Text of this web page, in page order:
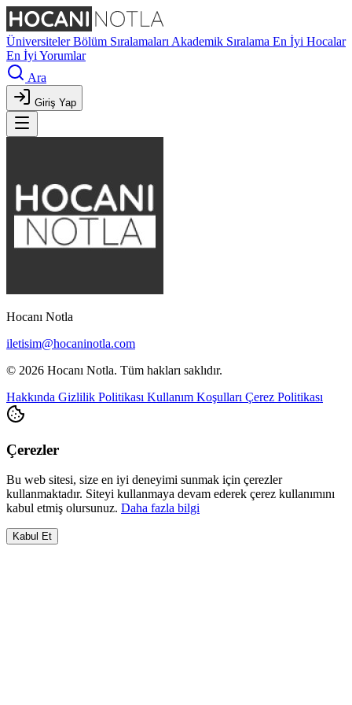
ÜniversitelerBölüm Sıralamaları Akademik Sıralama En İyi Hocalar
En İyi Yorumlar
Ara
Giriş Yap
Hocanı Notla
iletisim@hocaninotla.com
© 2026 Hocanı Notla. Tüm hakları saklıdır.
Hakkında Gizlilik Politikası Kullanım Koşulları Çerez Politikası
Çerezler
Bu web sitesi, size en iyi deneyimi sunmak için çerezler
kullanmaktadır. Siteyi kullanmaya devam ederek çerez kullanımını
kabul etmiş olursunuz. Daha fazla bilgi
Kabul Et